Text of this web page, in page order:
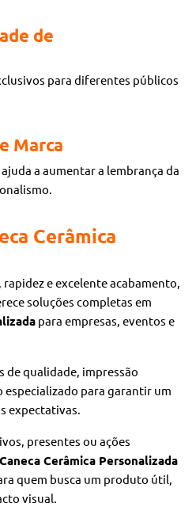
de
para diferentes públicos
Marca
a aumentar a lembrança da
Cerâmica
e excelente acabamento,
soluções completas em
para empresas, eventos e
de qualidade, impressão
para garantir um
expectativas.
presentes ou ações
Caneca Cerâmica Personalizada
quem busca um produto útil,
visual.